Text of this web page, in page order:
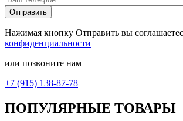
Нажимая кнопку Отправить вы
конфиденциальности
или позвоните нам
+7 (915) 138-87-78
ПОПУЛЯРНЫЕ ТОВАРЫ